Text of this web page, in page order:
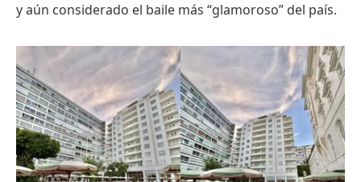
y aún considerado el baile más “glamoroso” del país.